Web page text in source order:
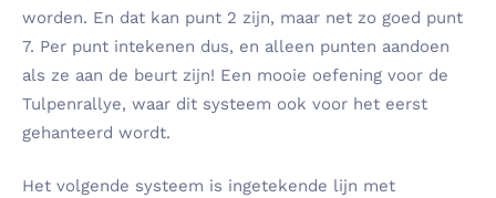
worden. En dat kan punt 2 zijn, maar net zo goed punt
7. Per punt intekenen dus, en alleen punten aandoen
als ze aan de beurt zijn! Een mooie oefening voor de
Tulpenrallye, waar dit systeem ook voor het eerst
gehanteerd wordt.
Het volgende systeem is ingetekende lijn met